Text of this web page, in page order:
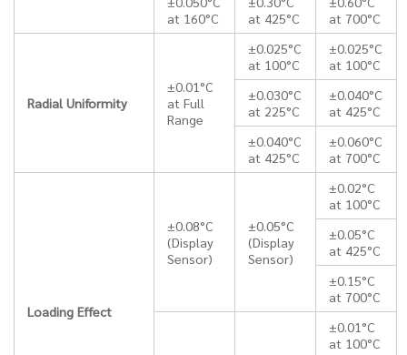
at 160°C
at 425°C
at 700°C
Radial Uniformity
±0.01°C
at Full
Range
±0.025°C
at 100°C
±0.025°C
at 100°C
±0.030°C
at 225°C
±0.040°C
at 425°C
±0.040°C
at 425°C
±0.060°C
at 700°C
Loading Effect
±0.08°C
(Display
Sensor)
±0.05°C
(Display
Sensor)
±0.02°C
at 100°C
±0.05°C
at 425°C
±0.15°C
at 700°C
±0.01°C
at 100°C